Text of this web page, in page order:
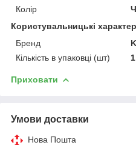
Колір
Користувальницькі
Бренд
Кількість в упаковці (шт)
1
Приховати
Умови доставки
Нова Пошта